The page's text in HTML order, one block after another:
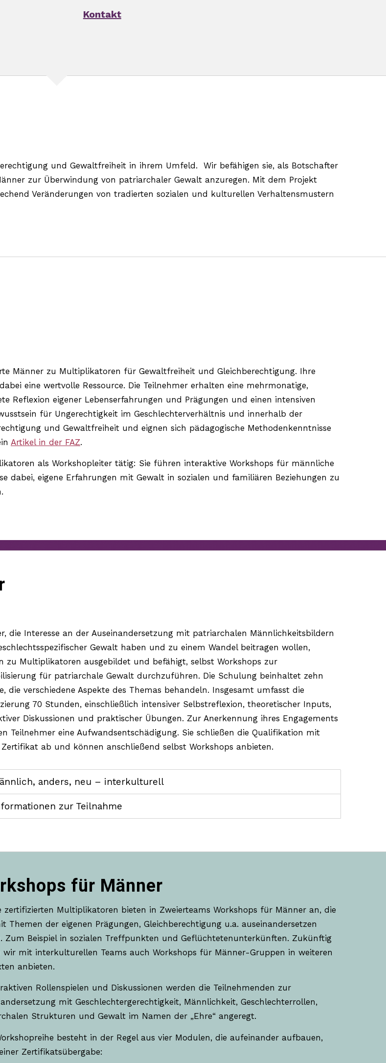
Kontakt
und Gewaltfreiheit in ihrem Umfeld. Wir befähigen sie, als Botschafter
zur Überwindung von patriarchaler Gewalt anzuregen. Mit dem Projekt
Veränderungen von tradierten sozialen und kulturellen Verhaltensmustern
Männer zu Multiplikatoren für Gewaltfreiheit und Gleichberechtigung. Ihre
eine wertvolle Ressource. Die Teilnehmer erhalten eine mehrmonatige,
Reflexion eigener Lebenserfahrungen und Prägungen und einen intensiven
für Ungerechtigkeit im Geschlechterverhältnis und innerhalb der
und Gewaltfreiheit und eignen sich pädagogische Methodenkenntnisse
Artikel in der FAZ.
als Workshopleiter tätig: Sie führen interaktive Workshops für männliche
eigene Erfahrungen mit Gewalt in sozialen und familiären Beziehungen zu
die Interesse an der Auseinandersetzung mit patriarchalen Männlichkeitsbildern
Gewalt haben und zu einem Wandel beitragen wollen,
zu Multiplikatoren ausgebildet und befähigt, selbst Workshops zur
für patriarchale Gewalt durchzuführen. Die Schulung beinhaltet zehn
die verschiedene Aspekte des Themas behandeln. Insgesamt umfasst die
70 Stunden, einschließlich intensiver Selbstreflexion, theoretischer Inputs,
Diskussionen und praktischer Übungen. Zur Anerkennung ihres Engagements
Teilnehmer eine Aufwandsentschädigung. Sie schließen die Qualifikation mit
ab und können anschließend selbst Workshops anbieten.
anders, neu – interkulturell
zur Teilnahme
für Männer
zertifizierten Multiplikatoren bieten in Zweierteams Workshops für Männer an, die
Themen der eigenen Prägungen, Gleichberechtigung u.a. auseinandersetzen
Zum Beispiel in sozialen Treffpunkten und Geflüchtetenunterkünften. Zukünftig
wir mit interkulturellen Teams auch Workshops für Männer-Gruppen in weiteren
anbieten.
Rollenspielen und Diskussionen werden die Teilnehmenden zur
mit Geschlechtergerechtigkeit, Männlichkeit, Geschlechterrollen,
Strukturen und Gewalt im Namen der „Ehre“ angeregt.
besteht in der Regel aus vier Modulen, die aufeinander aufbauen,
Zertifikatsübergabe: